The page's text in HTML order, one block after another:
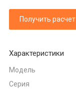
Получить расчет
Характеристики
Модель
Серия